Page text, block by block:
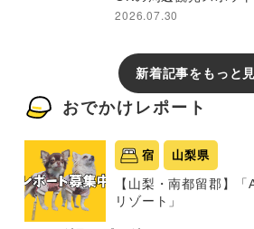
2026.07.30
新着記事をもっと
おでかけレポート
宿 山梨県
【山梨・南都留郡】
リゾート」